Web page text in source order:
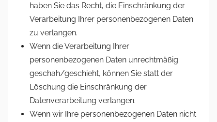
haben Sie das Recht, die Einschränkung der
Verarbeitung Ihrer personenbezogenen Daten
zu verlangen.
Wenn die Verarbeitung Ihrer
personenbezogenen Daten unrechtmäßig
geschah/geschieht, können Sie statt der
Löschung die Einschränkung der
Datenverarbeitung verlangen.
Wenn wir Ihre personenbezogenen Daten nicht